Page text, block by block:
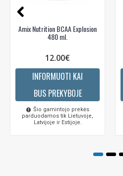
Amix Nutrition BCAA Explosion
480 ml.
12.00€
INFORMUOTI KAI
BUS PREKYBOJE
Šio gamintojo prekės
parduodamos tik Lietuvoje,
Latvijoje ir Estijoje.